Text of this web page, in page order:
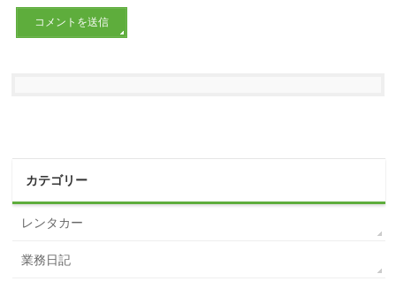
カテゴリー
レンタカー
業務日記